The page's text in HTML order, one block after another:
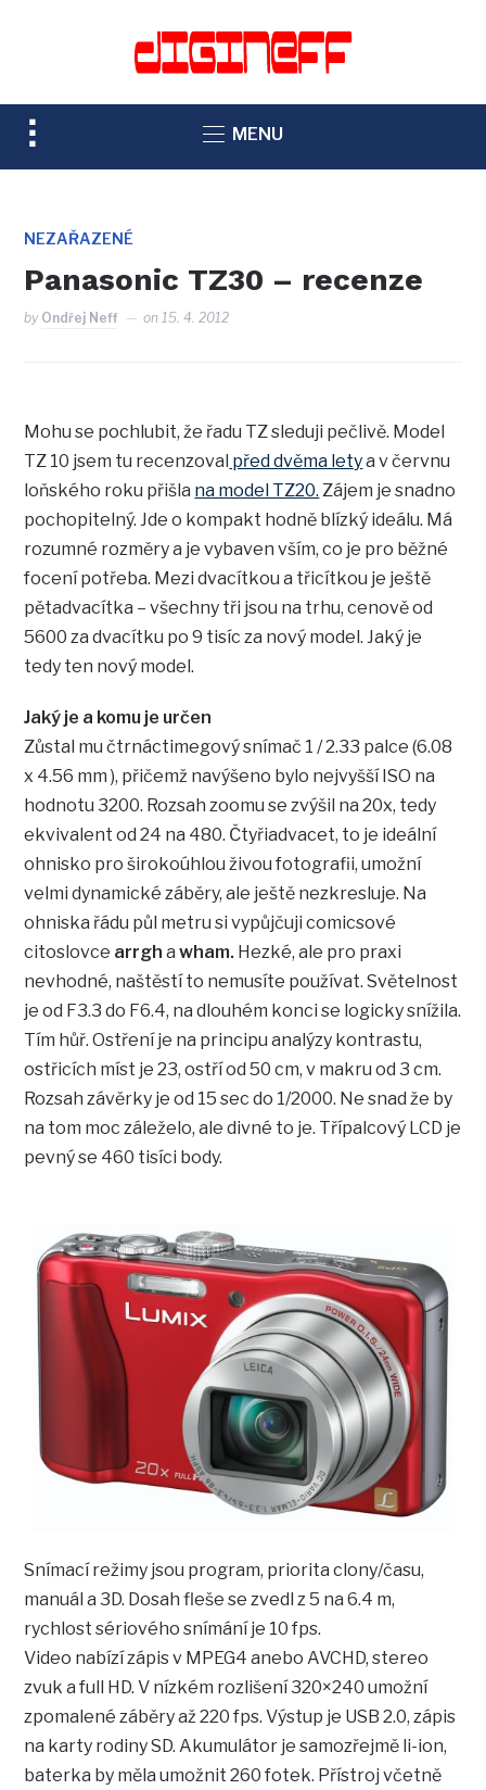
TOGGLE
SIDEBAR
NAVIGATION
MENU
NEZAŘAZENÉ
Panasonic TZ30 – recenze
by Ondřej Neff on15. 4. 2012
Mohu se pochlubit, že řadu TZ sleduji pečlivě. Model
TZ 10 jsem tu recenzoval před dvěma letya v červnu
loňského roku přišla na model TZ20. Zájem je snadno
pochopitelný. Jde o kompakt hodně blízký ideálu. Má
rozumné rozměry a je vybaven vším, co je pro běžné
focení potřeba. Mezi dvacítkou a třicítkou je ještě
pětadvacítka – všechny tři jsou na trhu, cenově od
5600 za dvacítku po 9 tisíc za nový model. Jaký je
tedy ten nový model.
Jaký je a komu je určen
Zůstal mu čtrnáctimegový snímač 1 / 2.33 palce (6.08
x 4.56 mm ), přičemž navýšeno bylo nejvyšší ISO na
hodnotu 3200. Rozsah zoomu se zvýšil na 20x, tedy
ekvivalent od 24 na 480. Čtyřiadvacet, to je ideální
ohnisko pro širokoúhlou živou fotografii, umožní
velmi dynamické záběry, ale ještě nezkresluje. Na
ohniska řádu půl metru si vypůjčuji comicsové
citoslovce arrgh awham. Hezké, ale pro praxi
nevhodné, naštěstí to nemusíte používat. Světelnost
je od F3.3 do F6.4, na dlouhém konci se logicky snížila.
Tím hůř. Ostření je na principu analýzy kontrastu,
ostřicích míst je 23, ostří od 50 cm, v makru od 3 cm.
Rozsah závěrky je od 15 sec do 1/2000. Ne snad že by
na tom moc záleželo, ale divné to je. Třípalcový LCD je
pevný se 460 tisíci body.
Snímací režimy jsou program, priorita clony/času,
manuál a 3D. Dosah fleše se zvedl z 5 na 6.4 m,
rychlost sériového snímání je 10 fps.
Video nabízí zápis v MPEG4 anebo AVCHD, stereo
zvuk a full HD. V nízkém rozlišení 320×240 umožní
zpomalené záběry až 220 fps. Výstup je USB 2.0, zápis
na karty rodiny SD. Akumulátor je samozřejmě li-ion,
baterka by měla umožnit 260 fotek. Přístroj včetně